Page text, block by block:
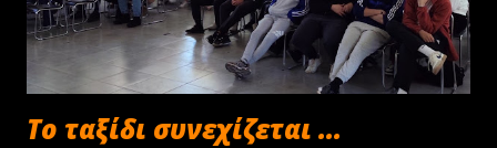
Το ταξίδι συνεχίζεται ...